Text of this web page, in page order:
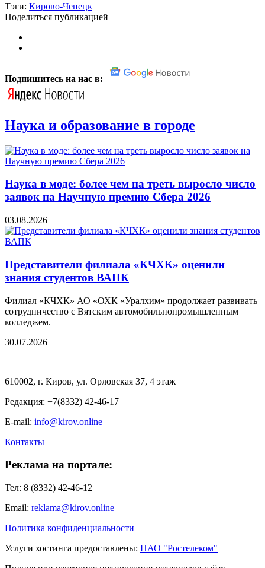
Тэги: Кирово-Чепецк
Поделиться публикацией
Подпишитесь на нас в:
Наука и образование в городе
Наука в моде: более чем на треть выросло число
заявок на Научную премию Сбера 2026
03.08.2026
Представители филиала «КЧХК» оценили
знания студентов ВАПК
Филиал «КЧХК» АО «ОХК «Уралхим» продолжает развивать
сотрудничество с Вятским автомобильнопромышленным
колледжем.
30.07.2026
610002, г. Киров, ул. Орловская 37, 4 этаж
Редакция: +7(8332) 42-46-17
E-mail: info@kirov.online
Контакты
Реклама на портале:
Тел: 8 (8332) 42-46-12
Email: reklama@kirov.online
Политика конфиденциальности
Услуги хостинга предоставлены: ПАО "Ростелеком"